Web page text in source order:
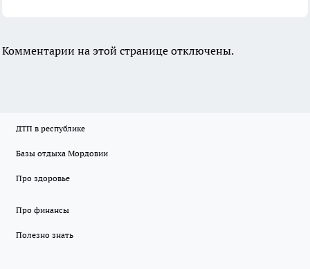
Комментарии на этой странице отключены.
ДТП в республике
Базы отдыха Мордовии
Про здоровье
Про финансы
Полезно знать